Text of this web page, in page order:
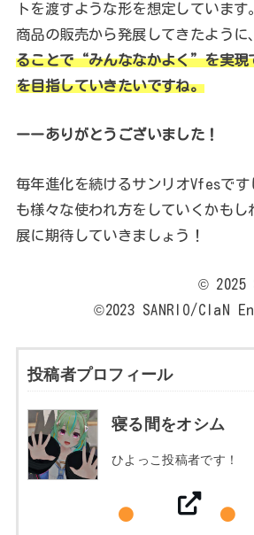
トを渡すような形を想定していま
商品の販売から発展してきたように
ることで“みんななかよく”を実現
を目指していきたいですね。
ーーありがとうございました！
毎年進化を続けるサンリオVfesで
も様々な使われ方をしていくかもし
展に期待していきましょう！
© 2025
©2023 SANRIO/ClaN
投稿者プロフィール
寝る間をオシム
ひよっこ投稿者です！